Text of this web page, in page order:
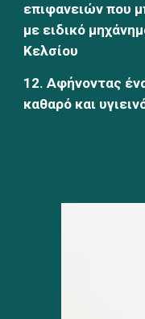
επιφανειών που
με ειδικό
Κελσίου
12. Αφήνοντας
καθαρό και